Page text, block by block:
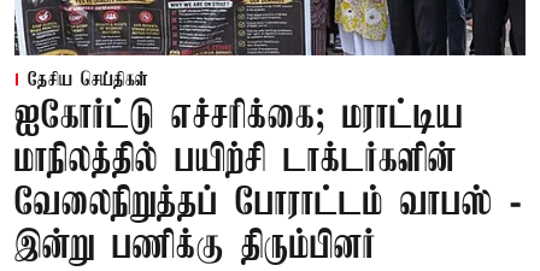
தேசிய செய்திகள்
ஐகோர்ட்டு எச்சரிக்கை; மராட்டிய
மாநிலத்தில் பயிற்சி டாக்டர்களின்
வேலைநிறுத்தப் போராட்டம் வாபஸ் -
இன்று பணிக்கு திரும்பினர்